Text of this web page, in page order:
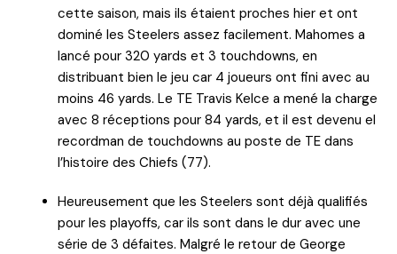
cette saison, mais ils étaient proches hier et ont
dominé les Steelers assez facilement. Mahomes a
lancé pour 320 yards et 3 touchdowns, en
distribuant bien le jeu car 4 joueurs ont fini avec au
moins 46 yards. Le TE Travis Kelce a mené la charge
avec 8 réceptions pour 84 yards, et il est devenu el
recordman de touchdowns au poste de TE dans
l’histoire des Chiefs (77).
Heureusement que les Steelers sont déjà qualifiés
pour les playoffs, car ils sont dans le dur avec une
série de 3 défaites. Malgré le retour de George